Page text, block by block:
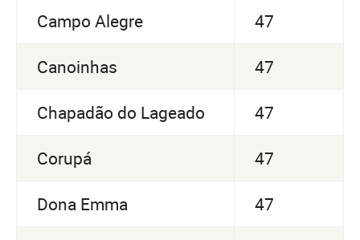
Campo Alegre 47
Canoinhas 47
Chapadão do Lageado 47
Corupá 47
Dona Emma 47